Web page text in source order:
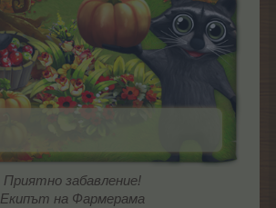
Приятно забавление!
Екипът на Фармерама